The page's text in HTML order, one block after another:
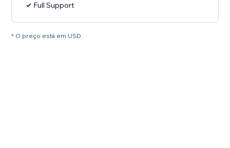
Full Support
* O preço está em USD.